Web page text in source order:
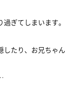
ぎてしまいます。
したり、お兄ちゃん